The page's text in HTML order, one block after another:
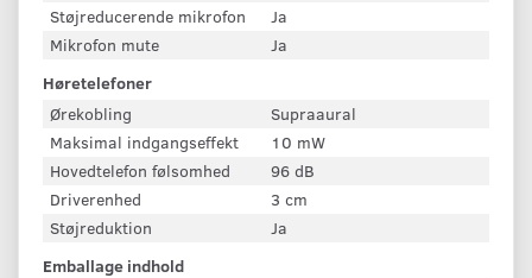
Støjreducerende mikrofon
Ja
Mikrofon mute
Ja
Høretelefoner
Ørekobling
Supraaural
Maksimal indgangseffekt
10 mW
Hovedtelefon følsomhed
96 dB
Driverenhed
3 cm
Støjreduktion
Ja
Emballage indhold